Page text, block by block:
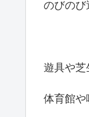
のびのび
遊具や芝
体育館や